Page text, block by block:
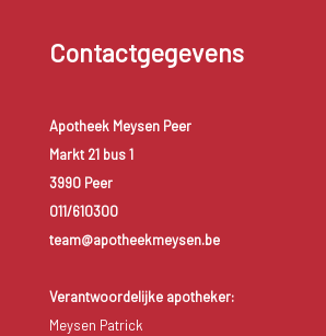
Contactgegevens
Apotheek Meysen Peer
Markt 21 bus 1
3990 Peer
011/610300
team@apotheekmeysen.be
Verantwoordelijke apotheker:
Meysen Patrick